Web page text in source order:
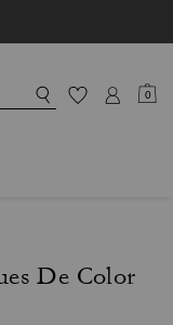
0
De Color